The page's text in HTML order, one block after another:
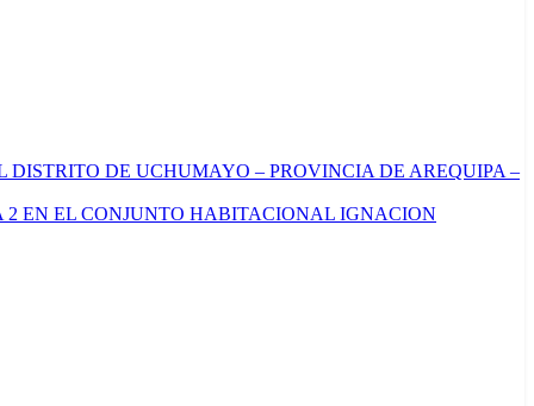
DISTRITO DE UCHUMAYO – PROVINCIA DE AREQUIPA –
EN EL CONJUNTO HABITACIONAL IGNACION